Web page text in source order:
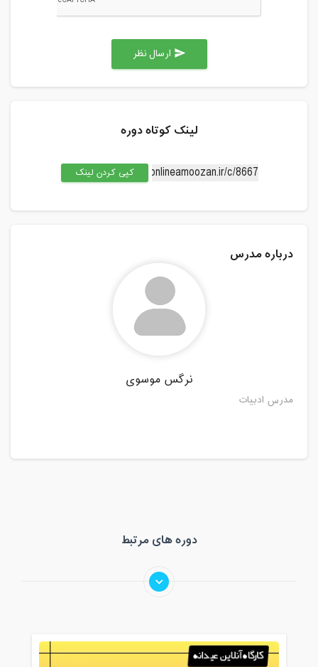
send
لینک کوتاه دوره
کپی کردن لینک
درباره مدرس
نرگس موسوی
مدرس ادبیات
دوره های مرتبط